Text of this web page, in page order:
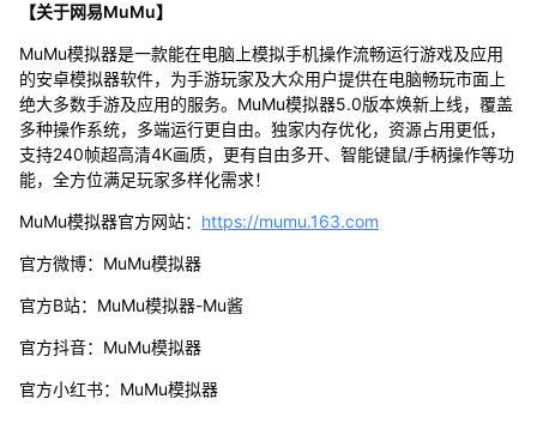
【关于网易MuMu】
MuMu模拟器是一款能在电脑上模拟手机操作流畅运行游戏及应用
的安卓模拟器软件，为手游玩家及大众用户提供在电脑畅玩市面上
绝大多数手游及应用的服务。MuMu模拟器5.0版本焕新上线，覆盖
多种操作系统，多端运行更自由。独家内存优化，资源占用更低，
支持240帧超高清4K画质，更有自由多开、智能键鼠/手柄操作等功
能，全方位满足玩家多样化需求！
MuMu模拟器官方网站： https://mumu.163.com
官方微博：MuMu模拟器
官方B站：MuMu模拟器-Mu酱
官方抖音：MuMu模拟器
官方小红书：MuMu模拟器